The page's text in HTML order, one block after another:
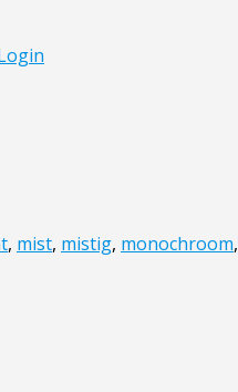
, mist, mistig, monochroom,